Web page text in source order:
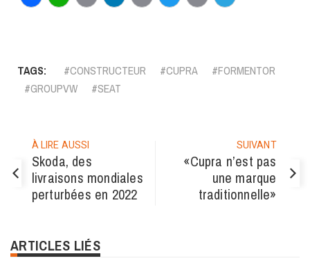
Facebook
WhatsApp
EmailLinkedIn
CopyTwitter
PrintTelegram
TAGS: CONSTRUCTEUR CUPRA
FORMENTOR
GROUPVW
SEAT
À LIRE AUSSI
Skoda, des
livraisons mondiales
perturbées en 2022
SUIVANT
«Cupra n’est pas
une marque
traditionnelle»
ARTICLES LIÉS